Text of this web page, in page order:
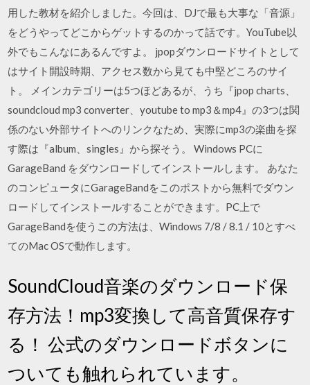
用した教材を紹介しました。今回は、DJで最も大事な「音源」
をどうやってどこからゲットするのかって話です。YouTube以
外でもこんなにあるんですよ。 jpopダウンロードサイトとして
はサイト開設時期、アクセス数から見ても中堅どころのサイ
ト。 メインカテゴリーは5つほどあるが、うち『jpop charts、
soundcloud mp3 converter、youtube to mp3＆mp4』の3つは関
係のない外部サイトへのリンクなため、実際にmp3の楽曲を探
す際は『album、singles』から探そう。 Windows PCに
GarageBand をダウンロードしてインストールします。 あなた
のコンピュータにGarageBandをこのポストから無料でダウン
ロードしてインストールすることができます。PC上で
GarageBandを使うこの方法は、Windows 7/8 / 8.1 / 10とすべ
てのMac OSで動作します。
SoundCloud音楽のダウンロード保
存方法！mp3変換して高音質保存す
る！ 公式のダウンロードボタンに
ついても触れられています。